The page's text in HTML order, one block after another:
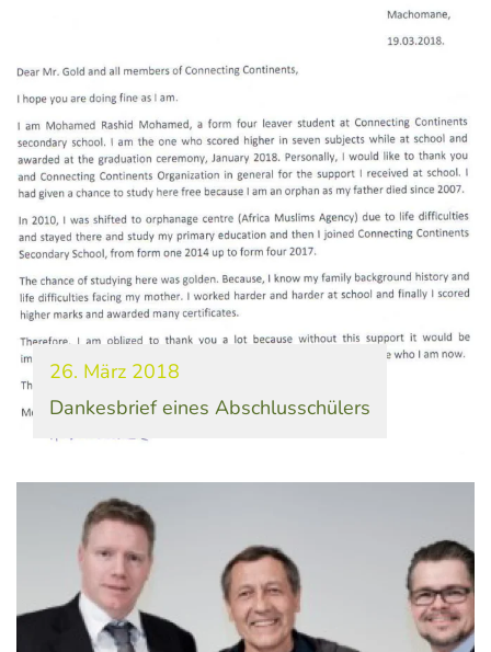
26. März 2018
Dankesbrief eines Abschlusschülers